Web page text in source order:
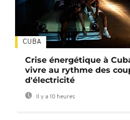
CUBA
Crise énergétique à
vivre au rythme des
d'électricité
Il y a 10 heures